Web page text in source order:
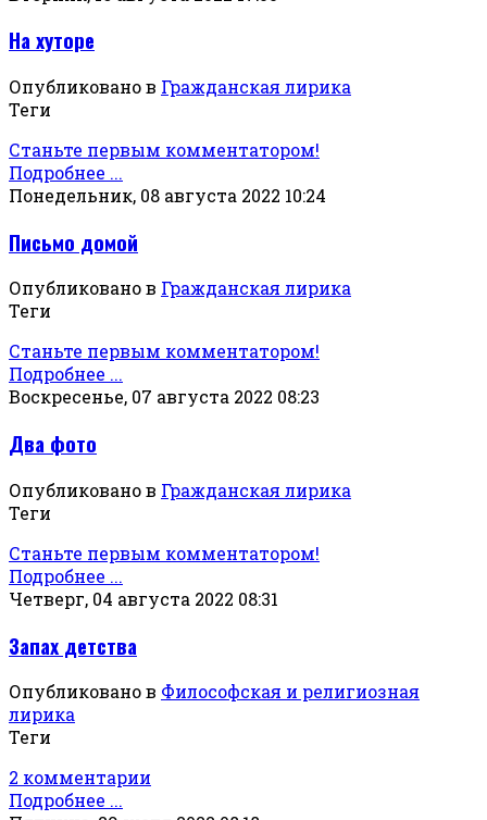
На хуторе
Опубликовано в Гражданская лирика
Теги
Станьте первым комментатором!
Подробнее ...
Понедельник, 08 августа 2022 10:24
Письмо домой
Опубликовано в Гражданская лирика
Теги
Станьте первым комментатором!
Подробнее ...
Воскресенье, 07 августа 2022 08:23
Два фото
Опубликовано в Гражданская лирика
Теги
Станьте первым комментатором!
Подробнее ...
Четверг, 04 августа 2022 08:31
Запах детства
Опубликовано в Философская и религиозная
лирика
Теги
2 комментарии
Подробнее ...